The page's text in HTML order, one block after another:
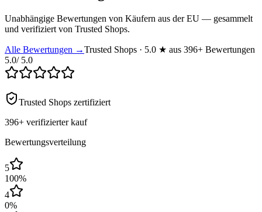
Unabhängige Bewertungen von Käufern aus der EU — gesammelt
und verifiziert von Trusted Shops.
Alle Bewertungen →Trusted Shops · 5.0 ★ aus 396+ Bewertungen
5.0/ 5.0
Trusted Shops zertifiziert
396+ verifizierter kauf
Bewertungsverteilung
5
100%
4
0%